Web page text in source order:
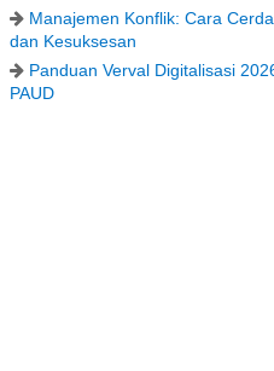
Manajemen Konflik: Cara
dan Kesuksesan
Panduan Verval Digitalisasi
PAUD